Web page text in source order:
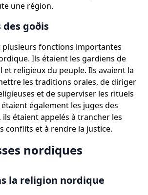
une région.
goðis
plusieurs fonctions importantes
Ils étaient les gardiens de
religieux du peuple. Ils avaient la
les traditions orales, de diriger
et de superviser les rituels
également les juges des
étaient appelés à trancher les
conflits et à rendre la justice.
nordiques
la religion nordique